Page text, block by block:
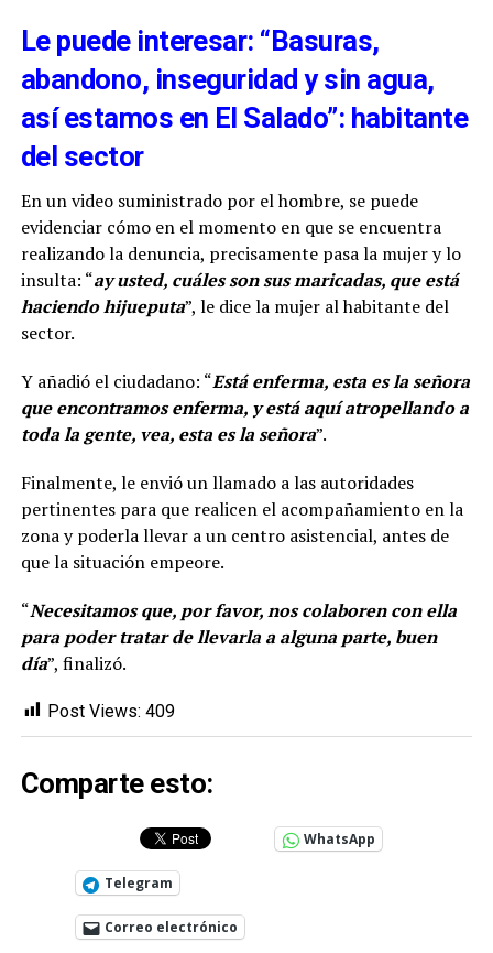
Le puede interesar: “Basuras,
abandono, inseguridad y sin agua,
así estamos en El Salado”: habitante
del sector
En un video suministrado por el hombre, se puede
evidenciar cómo en el momento en que se encuentra
realizando la denuncia, precisamente pasa la mujer y lo
insulta: “ay usted, cuáles son sus maricadas, que está
haciendo hijueputa”, le dice la mujer al habitante del
sector.
Y añadió el ciudadano: “Está enferma, esta es la señora
que encontramos enferma, y está aquí atropellando a
toda la gente, vea, esta es la señora”.
Finalmente, le envió un llamado a las autoridades
pertinentes para que realicen el acompañamiento en la
zona y poderla llevar a un centro asistencial, antes de
que la situación empeore.
“Necesitamos que, por favor, nos colaboren con ella
para poder tratar de llevarla a alguna parte, buen
día”, finalizó.
Post Views: 409
Comparte esto:
WhatsApp
Telegram
Correo electrónico